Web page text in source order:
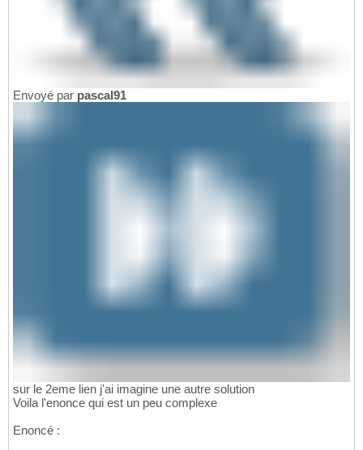
Envoyé par pascal91
sur le 2eme lien j'ai imagine une autre solution
Voila l'enonce qui est un peu complexe
Enoncé :